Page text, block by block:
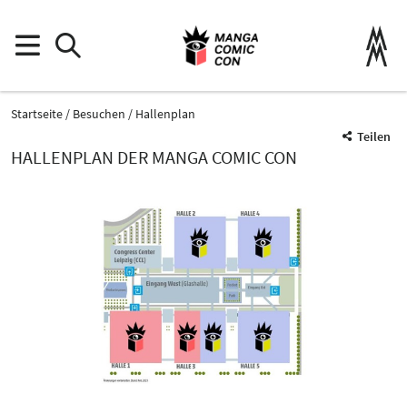
Startseite Besuchen
Hallenplan
Teilen
HALLENPLAN DER MANGA COMIC CON